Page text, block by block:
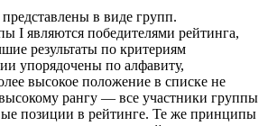
представлены в виде групп.
I являются победителями рейтинга,
результаты по критериям
упорядочены по алфавиту,
высокое положение в списке не
высокому рангу — все участники группы
позиции в рейтинге. Те же принципы